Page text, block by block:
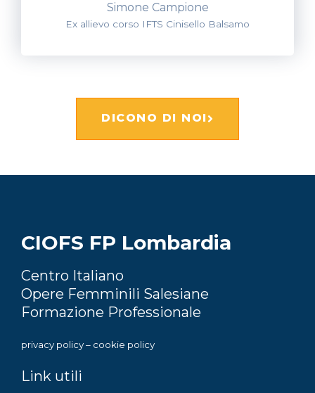
Simone Campione
Ex allievo corso IFTS Cinisello Balsamo
DICONO DI NOI
CIOFS FP Lombardia
Centro Italiano
Opere Femminili Salesiane
Formazione Professionale
privacy policy– cookie policy
Link utili